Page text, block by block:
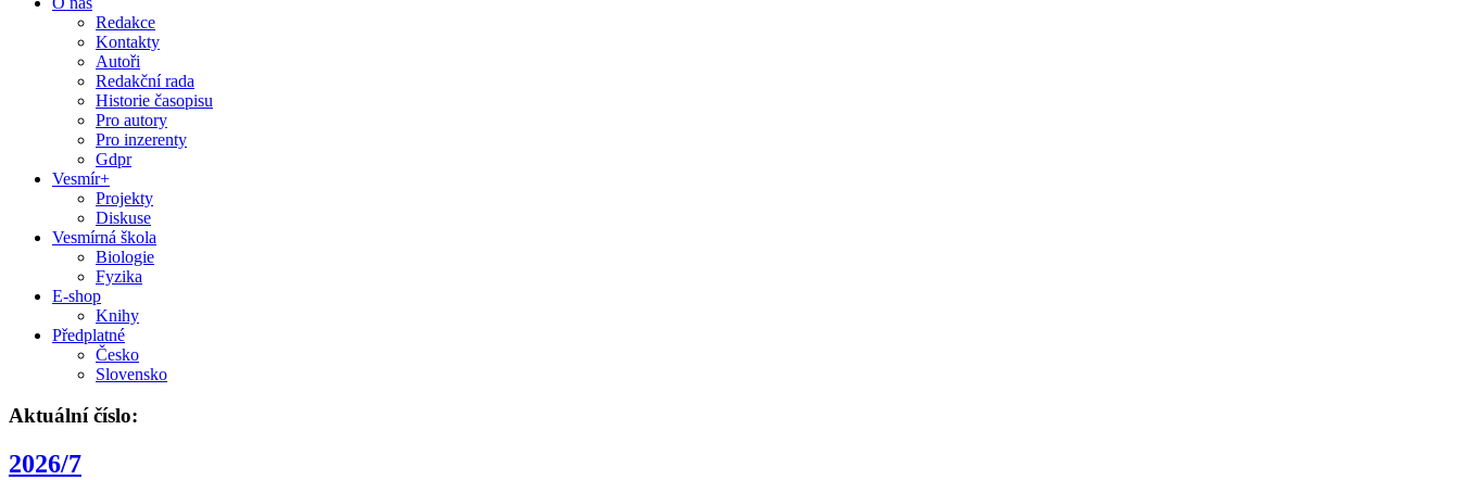
Redakce
Kontakty
Autoři
Redakční rada
Historie časopisu
Pro autory
Pro inzerenty
Gdpr
Vesmír+
Projekty
Diskuse
Vesmírná škola
Biologie
Fyzika
E-shop
Knihy
Předplatné
Česko
Slovensko
Aktuální číslo:
2026/7